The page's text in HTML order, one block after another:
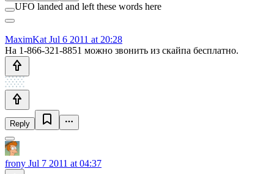
UFO landed and left these words here
MaximKat Jul 6 2011 at 20:28
На 1-866-321-8851 можно звонить из скайпа бесплатно.
Reply
frony Jul 7 2011 at 04:37